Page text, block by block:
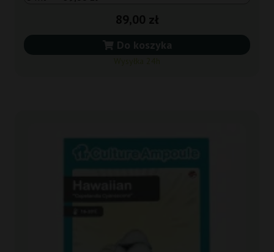
89,00 zł
Do koszyka